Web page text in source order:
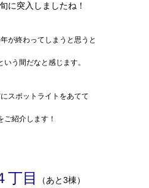
に突入しましたね！
が終わってしまうと思うと
う間だなと感じます。
スポットライトをあてて
ご紹介します！
丁目 （あと3棟）